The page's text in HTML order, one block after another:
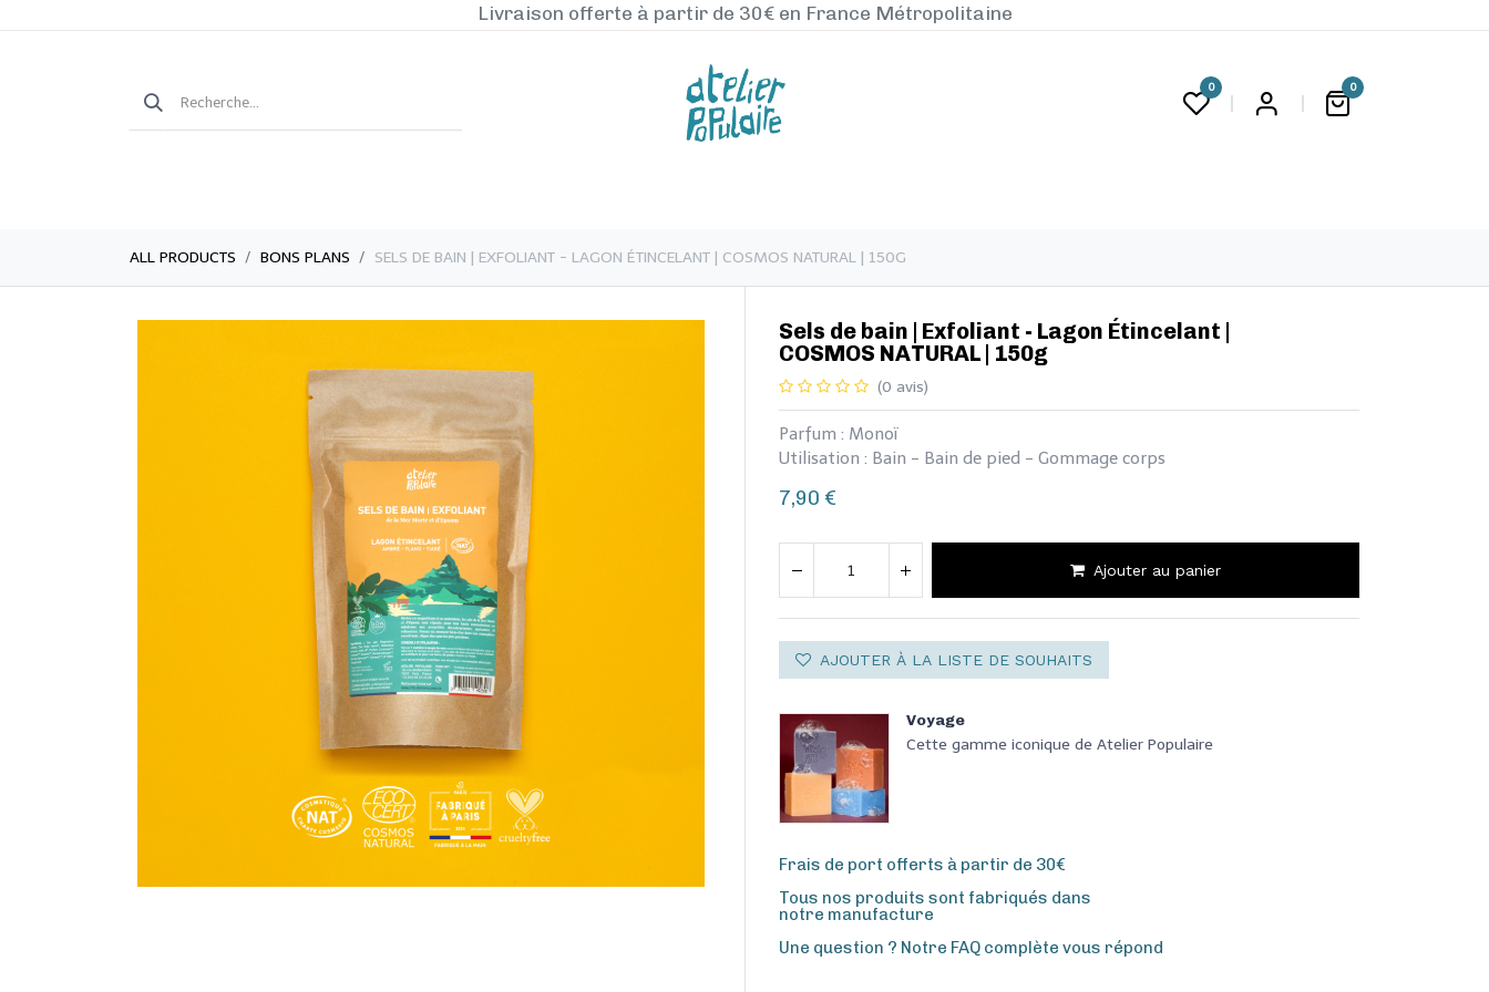
Livraison offerte à partir de 30€ en France Métropolitaine
0 0
ALL PRODUCTS BONS PLANS ​​SELS DE BAIN | EXFOLIANT - LAGON ÉTINCELANT | COSMOS NATURAL | 150G
​​Sels de bain | Exfoliant - Lagon Étincelant |
COSMOS NATURAL | 150g
(0 avis)
Parfum : Monoï
Utilisation : Bain - Bain de pied - Gommage corps
7,90 €
Ajouter au panier
AJOUTER À LA LISTE DE SOUHAITS
Voyage
Cette gamme iconique de Atelier Populaire
Frais de port offerts à partir de 30€
Tous nos produits sont fabriqués dans
notre manufacture
Une question ? Notre FAQ complète vous répond